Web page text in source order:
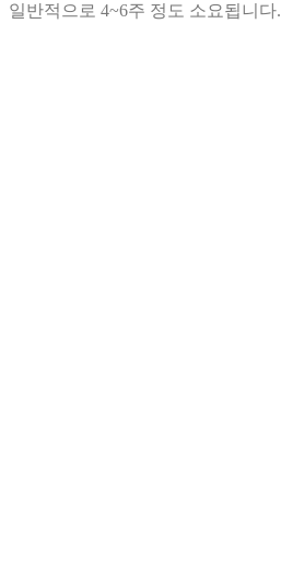
일반적으로 4~6주 정도 소요됩니다.